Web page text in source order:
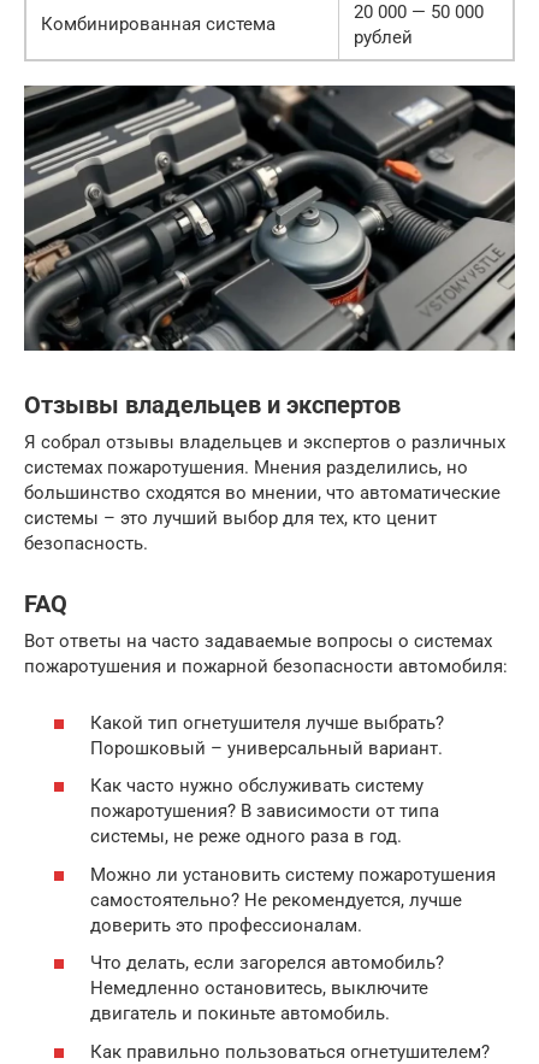
Комбинированная система
20 000 — 50 000
рублей
Отзывы владельцев и экспертов
Я собрал отзывы владельцев и экспертов о различных
системах пожаротушения. Мнения разделились, но
большинство сходятся во мнении, что автоматические
системы – это лучший выбор для тех, кто ценит
безопасность.
FAQ
Вот ответы на часто задаваемые вопросы о системах
пожаротушения и пожарной безопасности автомобиля:
Какой тип огнетушителя лучше выбрать?
Порошковый – универсальный вариант.
Как часто нужно обслуживать систему
пожаротушения? В зависимости от типа
системы, не реже одного раза в год.
Можно ли установить систему пожаротушения
самостоятельно? Не рекомендуется, лучше
доверить это профессионалам.
Что делать, если загорелся автомобиль?
Немедленно остановитесь, выключите
двигатель и покиньте автомобиль.
Как правильно пользоваться огнетушителем?